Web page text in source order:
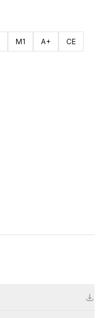
M1 A+ CE